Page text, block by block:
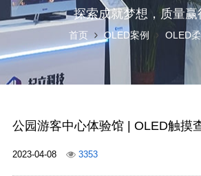
探索成就梦想，质量赢
首页 OLED案例 OLED
公园游客中心体验馆 | OLED触摸
2023-04-08 3353